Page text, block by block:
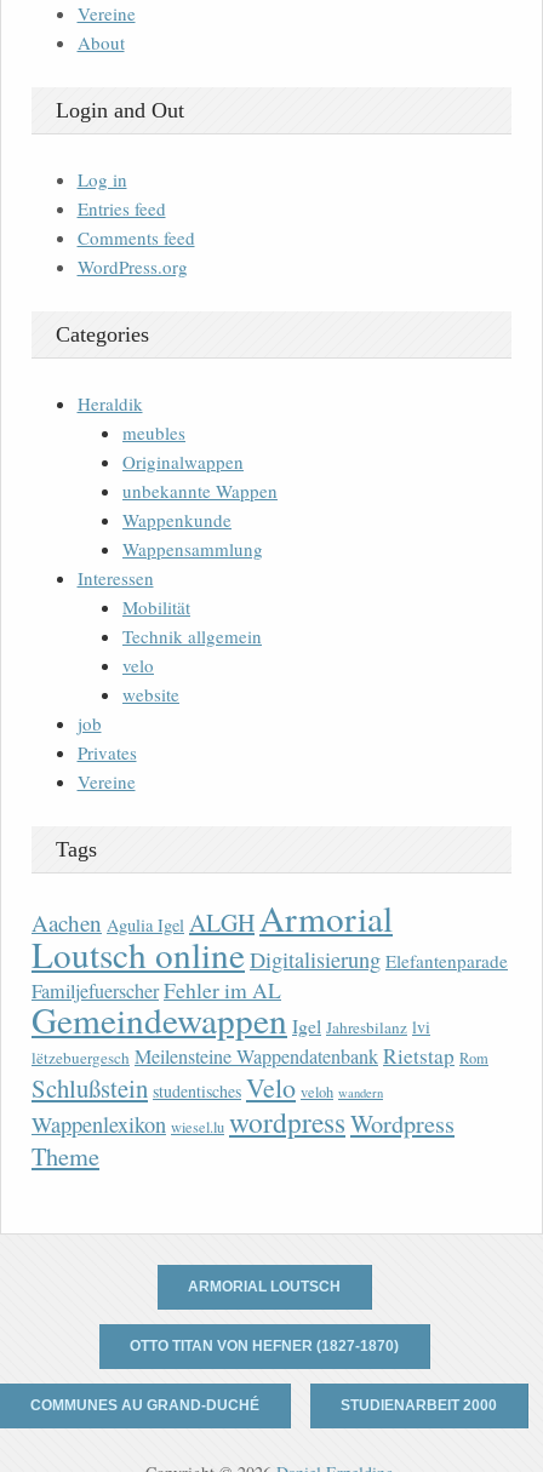
Vereine
About
Login and Out
Log in
Entries feed
Comments feed
WordPress.org
Categories
Heraldik
meubles
Originalwappen
unbekannte Wappen
Wappenkunde
Wappensammlung
Interessen
Mobilität
Technik allgemein
velo
website
job
Privates
Vereine
Tags
Aachen Agulia Igel ALGHArmorial
Loutsch onlineDigitalisierung Elefantenparade
FamiljefuerscherFehler im AL
Gemeindewappen Igel Jahresbilanz lvi
lëtzebuergesch Meilensteine WappendatenbankRietstap Rom
Schlußstein studentisches Velo veloh wandern
Wappenlexikon wiesel.lu wordpressWordpress
Theme
ARMORIAL LOUTSCH
OTTO TITAN VON HEFNER (1827-1870)
COMMUNES AU GRAND-DUCHÉ STUDIENARBEIT 2000